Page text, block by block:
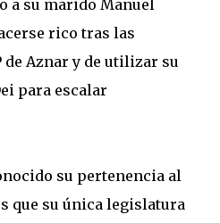
a su marido Manuel
rico tras las
Aznar y de utilizar su
para escalar
su pertenencia al
que su única legislatura